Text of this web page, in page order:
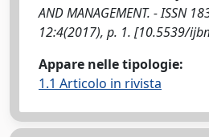
AND MANAGEMENT. - ISSN
12:4(2017), p. 1. [10.5539/
Appare nelle tipologie:
1.1 Articolo in rivista